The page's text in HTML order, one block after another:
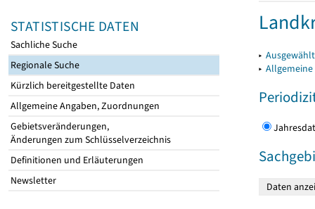
STATISTISCHE DATEN
Sachliche Suche
Regionale Suche
Kürzlich bereitgestellte Daten
Allgemeine Angaben, Zuordnungen
Gebietsveränderungen,
Änderungen zum Schlüsselverzeichnis
Definitionen und Erläuterungen
Newsletter
▸
▸